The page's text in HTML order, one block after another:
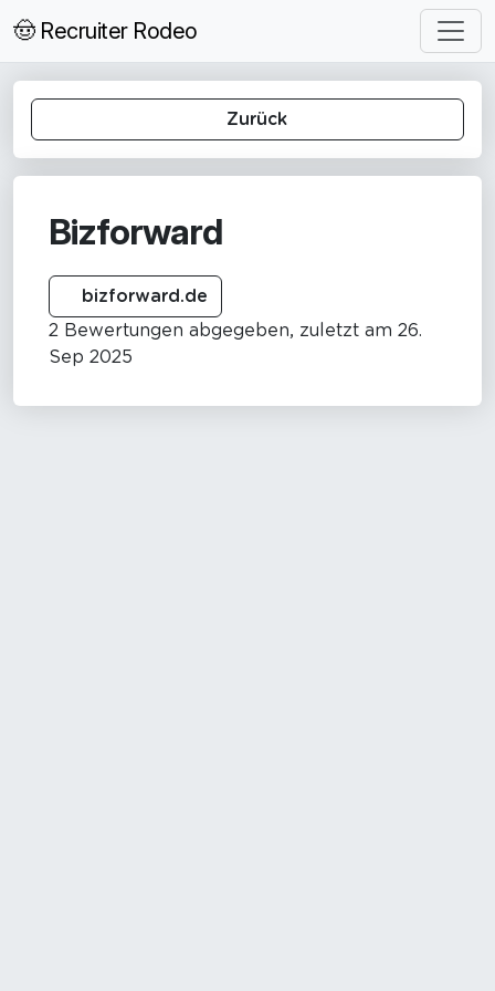
🤠 Recruiter Rodeo
Zurück
Bizforward
bizforward.de
2 Bewertungen abgegeben, zuletzt am 26.
Sep 2025